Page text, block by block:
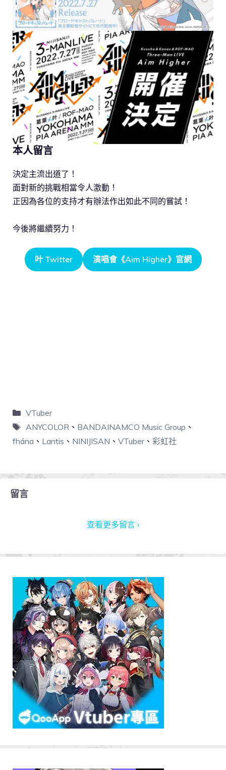
本人留言
決定主流出道了！
面對新的挑戰相當令人激動！
正因為各位的支持才有辦法作出如此不同的嘗試！
今後將繼續努力！
叶 Twitter 演唱會《Aim Higher》官網
VTuber
ANYCOLOR 、 BANDAINAMCO Music Group 、
fhána 、 Lantis 、 NINIJISAN 、 VTuber、 彩虹社
留言
查看更多留言 ›